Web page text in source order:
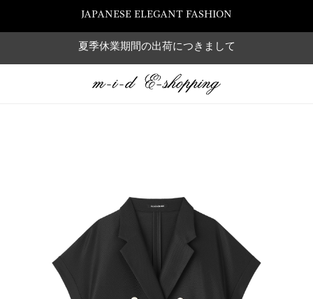
JAPANESE ELEGANT FASHION
夏季休業期間の出荷につきまして